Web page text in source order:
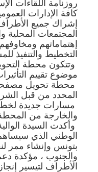
روزنامة اللقاءات
كافة الإدارات
إشراك جميع
المجتمعات المحلية
إهتماماتهم
التخطيط والتنفيذ
وتتكون محطة
موضوع تقييم
محطة تحويل مصفحة
المحدد من قبل
مسارات جديدة
والخارجة من
وأكدت السيدة
الوطني الذي
بتونس وإنشاء ممر
والجنوب ، مؤكدة
الأطراف لتيسير